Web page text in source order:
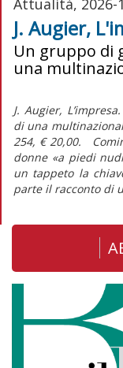
Attualità, 2026-
J. Augier,
Un gruppo di
una
J. Augier,
di una
254, € 20,00.
donne «a piedi
un tappeto la
parte il racconto di